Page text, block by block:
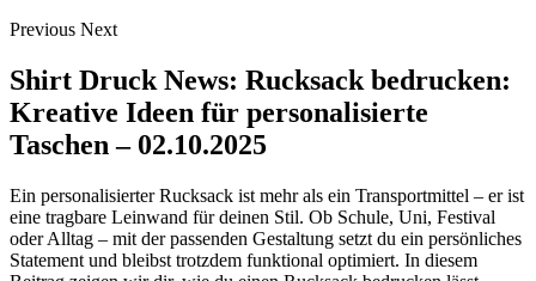
Previous Next
Shirt Druck News: Rucksack bedrucken:
Kreative Ideen für personalisierte
Taschen – 02.10.2025
Ein personalisierter Rucksack ist mehr als ein Transportmittel – er ist
eine tragbare Leinwand für deinen Stil. Ob Schule, Uni, Festival
oder Alltag – mit der passenden Gestaltung setzt du ein persönliches
Statement und bleibst trotzdem funktional optimiert. In diesem